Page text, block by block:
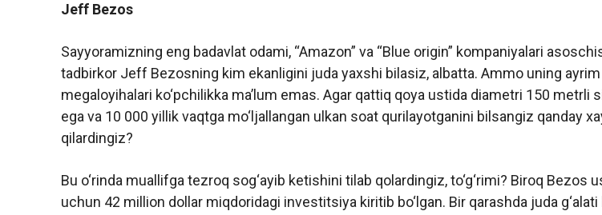
Jeff Bezos
Sayyoramizning eng badavlat odami, “Amazon” va “Blue origin” kompaniyalari
tadbirkor Jeff Bezosning kim ekanligini juda yaxshi bilasiz, albatta. Ammo uning
megaloyihalari ko‘pchilikka ma’lum emas. Agar qattiq qoya ustida diametri 150 metrli
ega va 10 000 yillik vaqtga mo‘ljallangan ulkan soat qurilayotganini bilsangiz qanday
qilardingiz?
Bu o‘rinda muallifga tezroq sog‘ayib ketishini tilab qolardingiz, to‘g‘rimi? Biroq Bezos
uchun 42 million dollar miqdoridagi investitsiya kiritib bo‘lgan. Bir qarashda juda g‘alati